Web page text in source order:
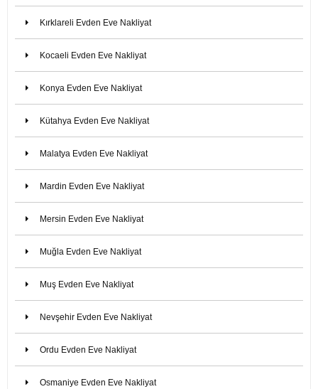
Kırklareli Evden Eve Nakliyat
Kocaeli Evden Eve Nakliyat
Konya Evden Eve Nakliyat
Kütahya Evden Eve Nakliyat
Malatya Evden Eve Nakliyat
Mardin Evden Eve Nakliyat
Mersin Evden Eve Nakliyat
Muğla Evden Eve Nakliyat
Muş Evden Eve Nakliyat
Nevşehir Evden Eve Nakliyat
Ordu Evden Eve Nakliyat
Osmaniye Evden Eve Nakliyat